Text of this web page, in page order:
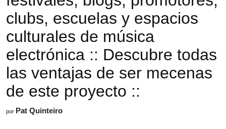
clubs, escuelas y espacios
culturales de música
electrónica :: Descubre todas
las ventajas de ser mecenas
de este proyecto ::
por Pat Quinteiro